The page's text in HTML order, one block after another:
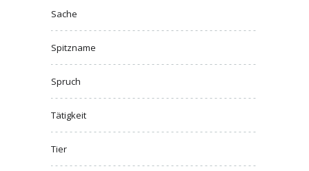
Sache
Spitzname
Spruch
Tätigkeit
Tier